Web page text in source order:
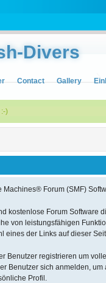
Divers
Contact Gallery
)
Forum (SMF)
kostenlose Forum
von leistungsfähigen
eines der Links auf dieser
Benutzer registrieren um
Benutzer sich anmelden,
Profil.